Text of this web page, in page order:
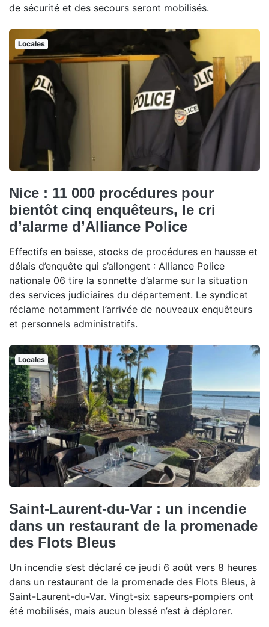
de sécurité et des secours seront mobilisés.
Locales
Nice : 11 000 procédures pour
bientôt cinq enquêteurs, le cri
d’alarme d’Alliance Police
Effectifs en baisse, stocks de procédures en hausse et
délais d’enquête qui s’allongent : Alliance Police
nationale 06 tire la sonnette d’alarme sur la situation
des services judiciaires du département. Le syndicat
réclame notamment l’arrivée de nouveaux enquêteurs
et personnels administratifs.
Locales
Saint-Laurent-du-Var : un incendie
dans un restaurant de la promenade
des Flots Bleus
Un incendie s’est déclaré ce jeudi 6 août vers 8 heures
dans un restaurant de la promenade des Flots Bleus, à
Saint-Laurent-du-Var. Vingt-six sapeurs-pompiers ont
été mobilisés, mais aucun blessé n’est à déplorer.